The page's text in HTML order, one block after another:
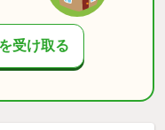
受け取る